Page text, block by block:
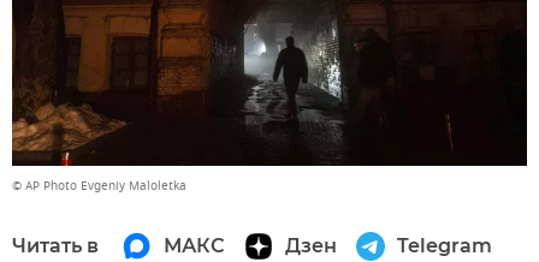
© AP Photo Evgeniy Maloletka
Читать в МАКС Дзен Telegram